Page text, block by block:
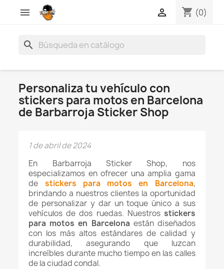
 shopping_cart (0)

search
Personaliza tu vehículo con
stickers para motos en Barcelona
de Barbarroja Sticker Shop
1 de abril de 2024
En Barbarroja Sticker Shop, nos
especializamos en ofrecer una amplia gama
de stickers para motos en Barcelona,
brindando a nuestros clientes la oportunidad
de personalizar y dar un toque único a sus
vehículos de dos ruedas. Nuestros stickers
para motos en Barcelona están diseñados
con los más altos estándares de calidad y
durabilidad, asegurando que luzcan
increíbles durante mucho tiempo en las calles
de la ciudad condal.